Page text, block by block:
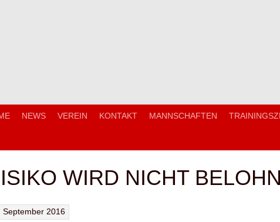
NEWS VEREIN KONTAKT MANNSCHAFTEN
WIRD NICHT
September 2016